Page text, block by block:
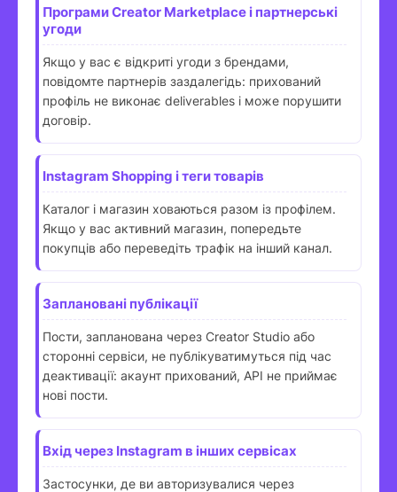
Програми Creator Marketplace і партнерські
угоди
Якщо у вас є відкриті угоди з брендами,
повідомте партнерів заздалегідь: прихований
профіль не виконає deliverables і може порушити
договір.
Instagram Shopping і теги товарів
Каталог і магазин ховаються разом із профілем.
Якщо у вас активний магазин, попередьте
покупців або переведіть трафік на інший канал.
Заплановані публікації
Пости, запланована через Creator Studio або
сторонні сервіси, не публікуватимуться під час
деактивації: акаунт прихований, API не приймає
нові пости.
Вхід через Instagram в інших сервісах
Застосунки, де ви авторизувалися через